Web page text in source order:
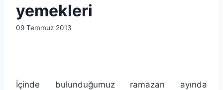
yemekleri
By
09 Temmuz 2013
İçinde bulunduğumuz ramazan ayında